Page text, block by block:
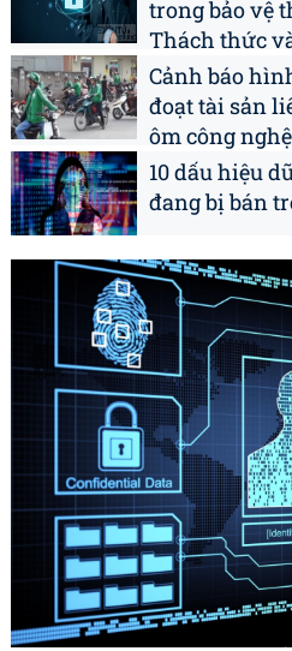
trong bảo vệ
Thách thức
Cảnh báo
đoạt tài sản
ôm công nghệ
10 dấu hiệu
đang bị bán